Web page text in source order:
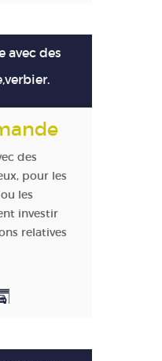
avec des
des
pour les
les
investir
relatives